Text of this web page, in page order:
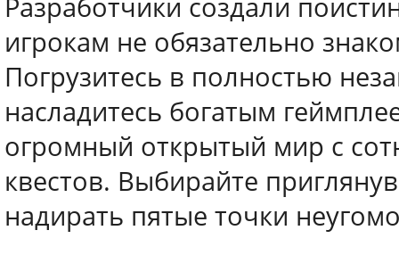
Разработчики создали
игрокам не обязательно
Погрузитесь в полностью
насладитесь богатым
огромный открытый мир с
квестов. Выбирайте
надирать пятые точки